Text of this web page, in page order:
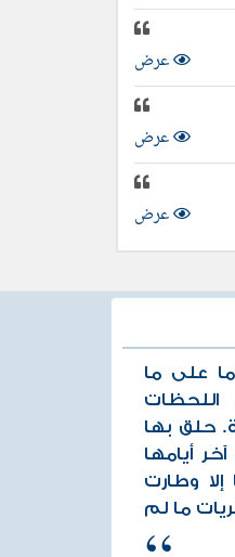
عرض
عرض
عرض
على ما
حلق بها
أيامها
وطارت
ما لم